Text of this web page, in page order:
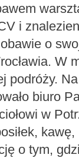
i
o
W
podróży.
biuro
w
o tym,